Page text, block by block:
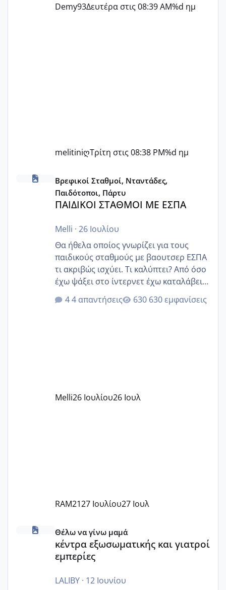
Demy93Δευτέρα στις 08:39 AM%d ημ
melitiniღΤρίτη στις 08:38 PM%d ημ
ΠΑΙΔΙΚΟΙ ΣΤΑΘΜΟΙ ΜΕ ΕΣΠΑ
Βρεφικοί Σταθμοί, Νταντάδες,
Παιδότοποι, Πάρτυ
ΠΑΙΔΙΚΟΙ ΣΤΑΘΜΟΙ ΜΕ ΕΣΠΑ
Melli · 26 Ιουλίου
Θα ήθελα οποίος γνωρίζει για τους
παιδικούς σταθμούς με βαουτσερ ΕΣΠΑ
τι ακριβώς ισχύει. Τι καλύπτει? Από όσο
έχω ψάξει στο ίντερνετ έχω καταλάβει
ότι το βαουτσερ καλύπτει όλα τα
δίδακτρα και τα τροφεια του ιδιωτικού
Εγώ πήγα σε έναν ιδιωτικό παιδικό στ
4 απαντήσεις 630 εμφανίσεις
Melli26 Ιουλίου26 Ιουλ
RAM2127 Ιουλίου27 Ιουλ
κέντρα εξωσωματικής και γιατροί εμπερίες
Θέλω να γίνω μαμά
κέντρα εξωσωματικής και γιατροί
εμπερίες
LALIBY· 12 Ιουνίου